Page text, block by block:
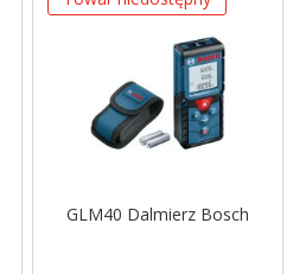
GLM40 Dalmierz Bosch